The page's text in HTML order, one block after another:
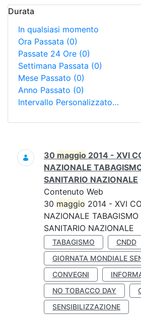
Durata
In qualsiasi momento
Ora Passata (0)
Passate 24 Ore (0)
Settimana Passata (0)
Mese Passato (0)
Anno Passato (0)
Intervallo Personalizzato…
Ricerca
30 maggio 2014 - XVI
NAZIONALE
SANITARIO NAZIONALE
Contenuto Web
30 maggio 2014 - XVI
NAZIONALE TABAGISMO
SANITARIO NAZIONALE
TABAGISMO
CNDD
GIORNATA MONDIALE
CONVEGNI
NO TOBACCO DAY
SENSIBILIZZAZIONE